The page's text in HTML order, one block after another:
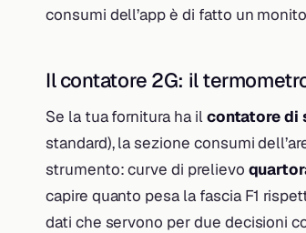
consumi dell’app è di fatto un
Il contatore 2G: il
Se la tua fornitura ha ilcontatore di
standard), la sezione consumi
strumento: curve di prelievo
capire quanto pesa la fascia F1
dati che servono per due decisioni